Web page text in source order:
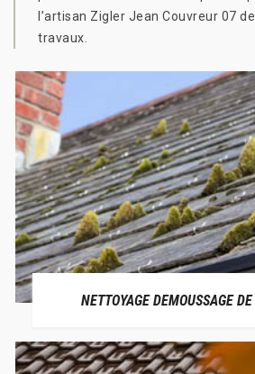
l’artisan Zigler Jean Couvreur 07
travaux.
NETTOYAGE DEMOUSSAGE